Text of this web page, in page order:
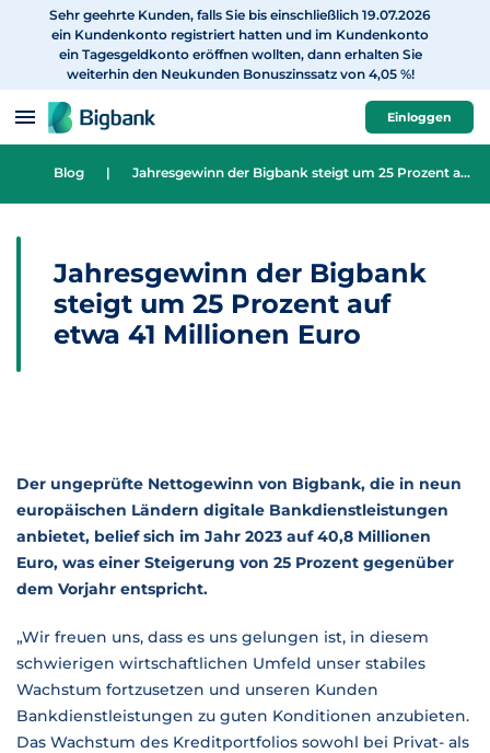
zum Inhalt
Sehr geehrte Kunden, falls Sie bis einschließlich 19.07.2026
ein Kundenkonto registriert hatten und im Kundenkonto
ein Tagesgeldkonto eröffnen wollten, dann erhalten Sie
weiterhin den Neukunden Bonuszinssatz von 4,05 %!
Einloggen
Blog | Jahresgewinn der Bigbank steigt um 25 Prozent auf etwa 41 Millionen Euro
Jahresgewinn der Bigbank
steigt um 25 Prozent auf
etwa 41 Millionen Euro
Der ungeprüfte Nettogewinn von Bigbank, die in neun
europäischen Ländern digitale Bankdienstleistungen
anbietet, belief sich im Jahr 2023 auf 40,8 Millionen
Euro, was einer Steigerung von 25 Prozent gegenüber
dem Vorjahr entspricht.
„Wir freuen uns, dass es uns gelungen ist, in diesem
schwierigen wirtschaftlichen Umfeld unser stabiles
Wachstum fortzusetzen und unseren Kunden
Bankdienstleistungen zu guten Konditionen anzubieten.
Das Wachstum des Kreditportfolios sowohl bei Privat- als